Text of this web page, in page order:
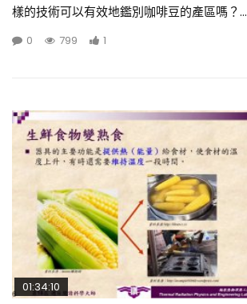
樣的技術可以有效地鑑別咖啡豆的產區嗎？...
0 799 1
01:34:10